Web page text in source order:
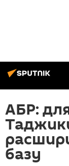
АБР:
базу